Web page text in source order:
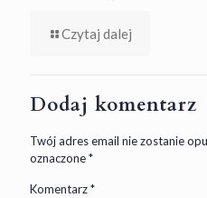
Czytaj dalej
Dodaj komentarz
Twój adres email nie zostanie
oznaczone*
Komentarz*